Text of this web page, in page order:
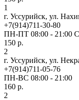
1
г. Уссурийск, ул.
+7(914)711-30-80
ПН-ПТ 08:00 - 21:00
150 р.
2
г. Уссурийск, ул.
+7(914)711-05-76
ПН-ВС 08:00 - 21:00
160 р.
2